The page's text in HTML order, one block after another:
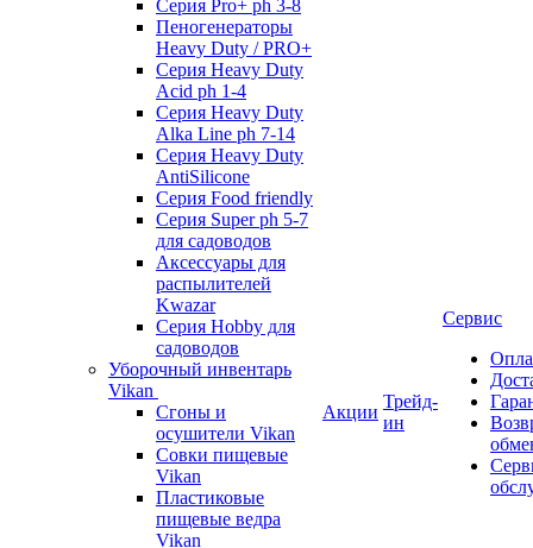
Серия Pro+ ph 3-8
Пеногенераторы
Heavy Duty / PRO+
Серия Heavy Duty
Acid ph 1-4
Серия Heavy Duty
Alka Line ph 7-14
Серия Heavy Duty
AntiSilicone
Серия Food friendly
Серия Super ph 5-7
для садоводов
Аксессуары для
распылителей
Kwazar
Серия Hobby для
садоводов
Уборочный инвентарь
Vikan
Сгоны и
осушители Vikan
Совки пищевые
Vikan
Пластиковые
пищевые ведра
Vikan
Акции
Трейд-
ин
Сервис